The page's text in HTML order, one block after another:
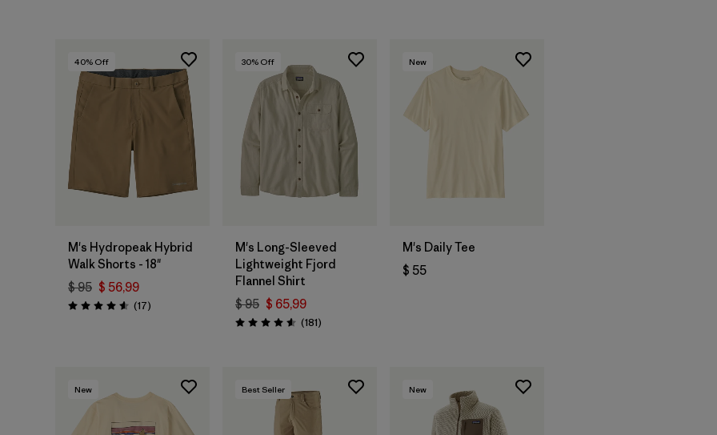
40% Off
M's Hydropeak Hybrid
Walk Shorts - 18"
$ 95 $ 56,99
Valoración: 4.6 / 5
(17Comentarios
)
30% Off
M's Long-Sleeved
Lightweight Fjord
Flannel Shirt
$ 95 $ 65,99
Valoración: 4.6 / 5
(181Comentarios
)
New
M's Daily Tee
$ 55
New Best Seller New